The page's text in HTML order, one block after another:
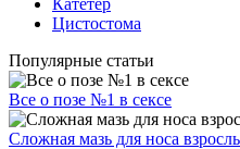
Цистостома
Популярные статьи
Все о позе №1 в сексе
Сложная мазь для носа